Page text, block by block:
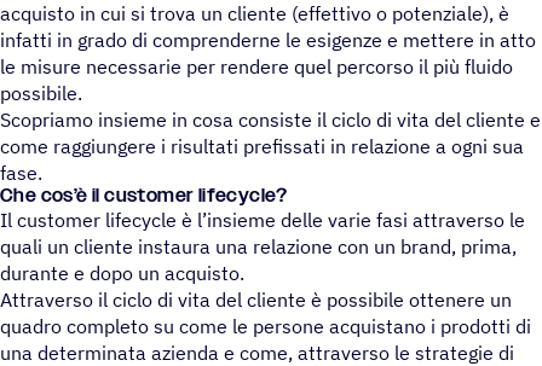
acquisto in cui si trova un cliente (effettivo o potenziale), è
infatti in grado di comprenderne le esigenze e mettere in atto
le misure necessarie per rendere quel percorso il più fluido
possibile.
Scopriamo insieme in cosa consiste il ciclo di vita del cliente e
come raggiungere i risultati prefissati in relazione a ogni sua
fase.
Che cos’è il customer lifecycle?
Il customer lifecycle è l’insieme delle varie fasi attraverso le
quali un cliente instaura una relazione con un brand, prima,
durante e dopo un acquisto.
Attraverso il ciclo di vita del cliente è possibile ottenere un
quadro completo su come le persone acquistano i prodotti di
una determinata azienda e come, attraverso le strategie di